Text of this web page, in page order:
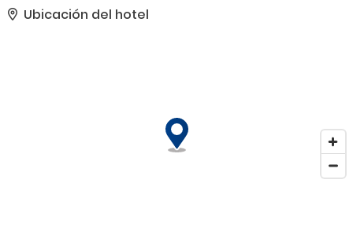
estrellas de este alojamiento proviene de la siguiente entidad: the
Ubicación del hotel